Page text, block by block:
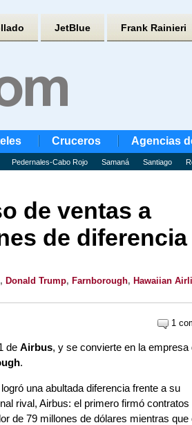
JetBlue Frank Rainieri
Cruceros Agencias
Pedernales-Cabo Rojo Samaná Santiago
de ventas a
de diferencia
, Donald Trump, Farnborough, Hawaiian
1
de Airbus, y se convierte en la empresa
.
una abultada diferencia frente a su
rival, Airbus: el primero firmó contratos
de 79 millones de dólares mientras que